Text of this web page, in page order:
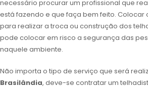
necessário procurar um profissional que
está fazendo e que faça bem feito. Colocar
para realizar a troca ou construção dos
pode colocar em risco a segurança das
naquele ambiente.
Não importa o tipo de serviço que será
Brasilândia, deve-se contratar um